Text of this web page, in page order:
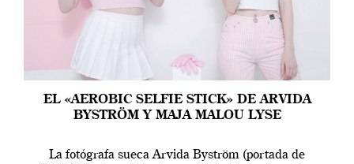
EL «AEROBIC SELFIE STICK» DE ARVIDA
BYSTRÖM Y MAJA MALOU LYSE
La fotógrafa sueca Arvida Byström (portada de